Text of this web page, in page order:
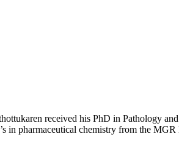
received his PhD in Pathology
in pharmaceutical chemistry from the